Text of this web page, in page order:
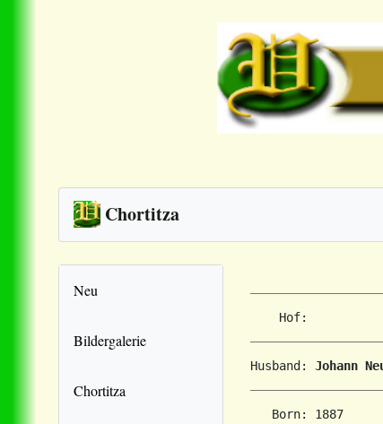
Chortitza
Neu
Bildergalerie
Chortitza
Husband: Johann
Born: 1887